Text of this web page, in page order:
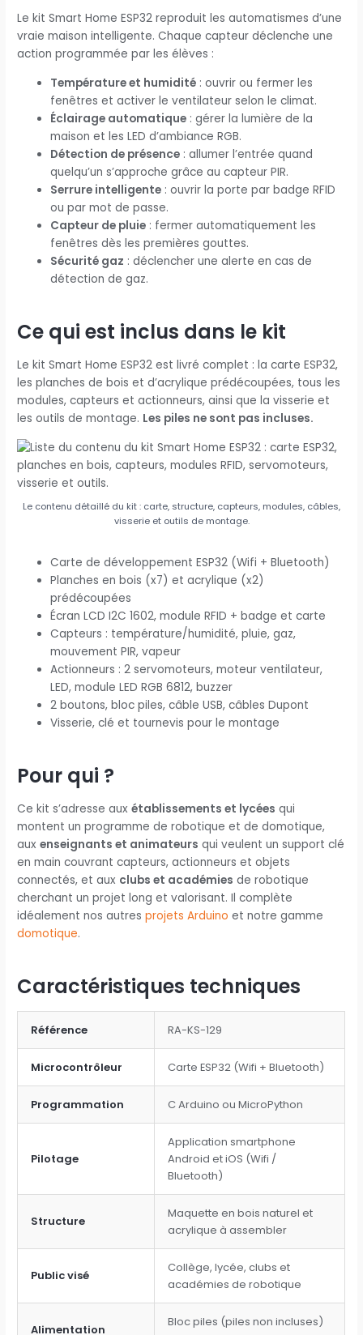
Le kit Smart Home ESP32 reproduit les automatismes d’une
vraie maison intelligente. Chaque capteur déclenche une
action programmée par les élèves :
Température et humidité : ouvrir ou fermer les
fenêtres et activer le ventilateur selon le climat.
Éclairage automatique : gérer la lumière de la
maison et les LED d’ambiance RGB.
Détection de présence : allumer l’entrée quand
quelqu’un s’approche grâce au capteur PIR.
Serrure intelligente : ouvrir la porte par badge RFID
ou par mot de passe.
Capteur de pluie : fermer automatiquement les
fenêtres dès les premières gouttes.
Sécurité gaz : déclencher une alerte en cas de
détection de gaz.
Ce qui est inclus dans le kit
Le kit Smart Home ESP32 est livré complet : la carte ESP32,
les planches de bois et d’acrylique prédécoupées, tous les
modules, capteurs et actionneurs, ainsi que la visserie et
les outils de montage. Les piles ne sont pas incluses.
Le contenu détaillé du kit : carte, structure, capteurs, modules, câbles,
visserie et outils de montage.
Carte de développement ESP32 (Wifi + Bluetooth)
Planches en bois (x7) et acrylique (x2)
prédécoupées
Écran LCD I2C 1602, module RFID + badge et carte
Capteurs : température/humidité, pluie, gaz,
mouvement PIR, vapeur
Actionneurs : 2 servomoteurs, moteur ventilateur,
LED, module LED RGB 6812, buzzer
2 boutons, bloc piles, câble USB, câbles Dupont
Visserie, clé et tournevis pour le montage
Pour qui ?
Ce kit s’adresse auxétablissements et lycées qui
montent un programme de robotique et de domotique,
auxenseignants et animateurs qui veulent un support clé
en main couvrant capteurs, actionneurs et objets
connectés, et aux clubs et académies de robotique
cherchant un projet long et valorisant. Il complète
idéalement nos autresprojets Arduino et notre gamme
domotique.
Caractéristiques techniques
Référence RA-KS-129
Microcontrôleur Carte ESP32 (Wifi + Bluetooth)
Programmation C Arduino ou MicroPython
Pilotage
Application smartphone
Android et iOS (Wifi /
Bluetooth)
Structure
Maquette en bois naturel et
acrylique à assembler
Public visé
Collège, lycée, clubs et
académies de robotique
Alimentation
Bloc piles (piles non incluses)